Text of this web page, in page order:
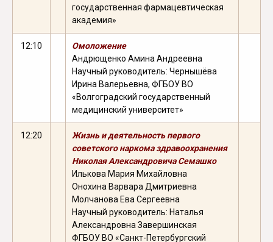
государственная фармацевтическая
академия»
12:10
Омоложение
Андрющенко Амина Андреевна
Научный руководитель: Чернышёва
Ирина Валерьевна, ФГБОУ ВО
«Волгоградский государственный
медицинский университет»
12:20
Жизнь и деятельность первого
советского наркома здравоохранения
Николая Александровича Семашко
Илькова Мария Михайловна
Онохина Варвара Дмитриевна
Молчанова Ева Сергеевна
Научный руководитель: Наталья
Александровна Завершинская
ФГБОУ ВО «Санкт-Петербургский